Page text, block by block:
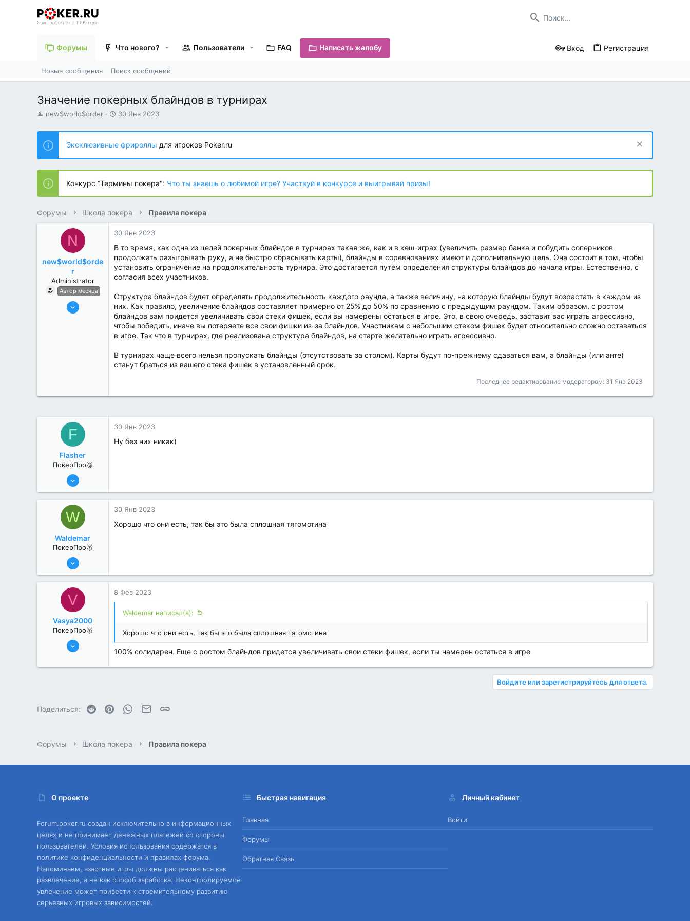
Форумы Что нового? Пользователи FAQ Написать жалобу Вход Регистрация
Новые сообщения Поиск сообщений
Значение покерных блайндов в турнирах
А
т
о
р
т
е
м
ы
new$world$order
Д
т
н
а
ч
л
а
30 Янв 2023
Эксклюзивные фрироллы для игроков Poker.ru
Конкурс “Термины покера": Что ты знаешь о любимой игре? Участвуй в конкурсе и выигрывай призы!
Форумы Школа покера Правила покера
N
new$world$orde
r
Administrator
Автор месяца
27 Май 2022
30 Янв 2023
В то время, как одна из целей покерных блайндов в турнирах такая же, как и в кеш-играх (увеличить размер банка и побудить соперников
продолжать разыгрывать руку, а не быстро сбрасывать карты), блайнды в соревнованиях имеют и дополнительную цель. Она состоит в том, чтобы
установить ограничение на продолжительность турнира. Это достигается путем определения структуры блайндов до начала игры. Естественно, с
согласия всех участников.
Структура блайндов будет определять продолжительность каждого раунда, а также величину, на которую блайнды будут возрастать в каждом из
них. Как правило, увеличение блайндов составляет примерно от 25% до 50% по сравнению с предыдущим раундом. Таким образом, с ростом
блайндов вам придется увеличивать свои стеки фишек, если вы намерены остаться в игре. Это, в свою очередь, заставит вас играть агрессивно,
чтобы победить, иначе вы потеряете все свои фишки из-за блайндов. Участникам с небольшим стеком фишек будет относительно сложно оставаться
в игре. Так что в турнирах, где реализована структура блайндов, на старте желательно играть агрессивно.
В турнирах чаще всего нельзя пропускать блайнды (отсутствовать за столом). Карты будут по-прежнему сдаваться вам, а блайнды (или анте)
станут браться из вашего стека фишек в установленный срок.
Последнее редактирование модератором: 31 Янв 2023
F
Flasher
ПокерПро🥈
25 Июл 2022
2
30 Янв 2023
Ну без них никак)
W
Waldemar
ПокерПро🥈
25 Июл 2022
1
30 Янв 2023
Хорошо что они есть, так бы это была сплошная тягомотина
V
Vasya2000
ПокерПро🥈
8 Июн 2022
1
8 Фев 2023
Waldemar написал(а):
Хорошо что они есть, так бы это была сплошная тягомотина
100% солидарен. Еще с ростом блайндов придется увеличивать свои стеки фишек, если ты намерен остаться в игре
Войдите или зарегистрируйтесь для ответа.
Поделиться: Reddit PinterestWhatsAppЭлектронная почта
Форумы Школа покера Правила покера
О проекте
Forum.poker.ru создан исключительно в информационных
целях и не принимает денежных платежей со стороны
пользователей. Условия использования содержатся в
политике конфиденциальности и правилах форума.
Напоминаем, азартные игры должны расцениваться как
развлечение, а не как способ заработка. Неконтролируемое
увлечение может привести к стремительному развитию
серьезных игровых зависимостей.
Быстрая навигация
Главная
Форумы
Обратная Связь
Личный кабинет
Войти